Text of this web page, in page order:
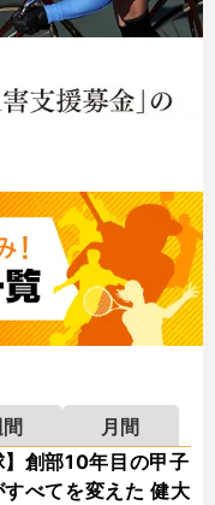
月間
】創部10年目の甲子
すべてを変えた 健大